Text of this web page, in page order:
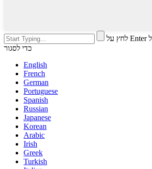
לחץ על Enter כדי לחפש או על ESC
כדי לסגור
English
French
German
Portuguese
Spanish
Russian
Japanese
Korean
Arabic
Irish
Greek
Turkish